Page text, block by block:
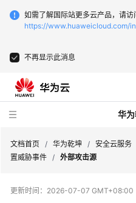
如需了解国际站更多云产品，请访
https://www.huaweicloud.com/
不再显示此消息
华
全
文档首页 / 华为乾坤 / 安全云服务
置威胁事件 / 外部攻击源
更新时间： 2026-07-07 GMT+08:00